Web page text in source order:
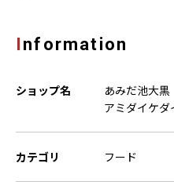
Information
ショップ名
あみだ池大黒
アミダイケダ
カテゴリ フード